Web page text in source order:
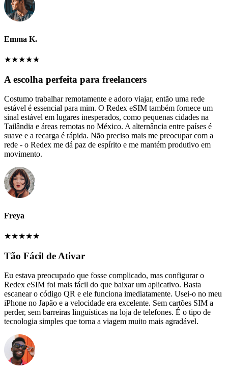
Emma K.
★★★★★
A escolha perfeita para freelancers
Costumo trabalhar remotamente e adoro viajar, então uma rede
estável é essencial para mim. O Redex eSIM também fornece um
sinal estável em lugares inesperados, como pequenas cidades na
Tailândia e áreas remotas no México. A alternância entre países é
suave e a recarga é rápida. Não preciso mais me preocupar com a
rede - o Redex me dá paz de espírito e me mantém produtivo em
movimento.
Freya
★★★★★
Tão Fácil de Ativar
Eu estava preocupado que fosse complicado, mas configurar o
Redex eSIM foi mais fácil do que baixar um aplicativo. Basta
escanear o código QR e ele funciona imediatamente. Usei-o no meu
iPhone no Japão e a velocidade era excelente. Sem cartões SIM a
perder, sem barreiras linguísticas na loja de telefones. É o tipo de
tecnologia simples que torna a viagem muito mais agradável.